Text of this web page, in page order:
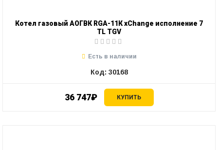
Котел газовый АОГВК RGA-11К xChange исполнение 7
TL TGV
36 747₽ КУПИТЬ
Есть в наличии
Код: 30168